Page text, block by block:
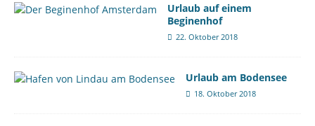
Urlaub auf einem
Beginenhof
22. Oktober 2018
Urlaub am Bodensee
18. Oktober 2018